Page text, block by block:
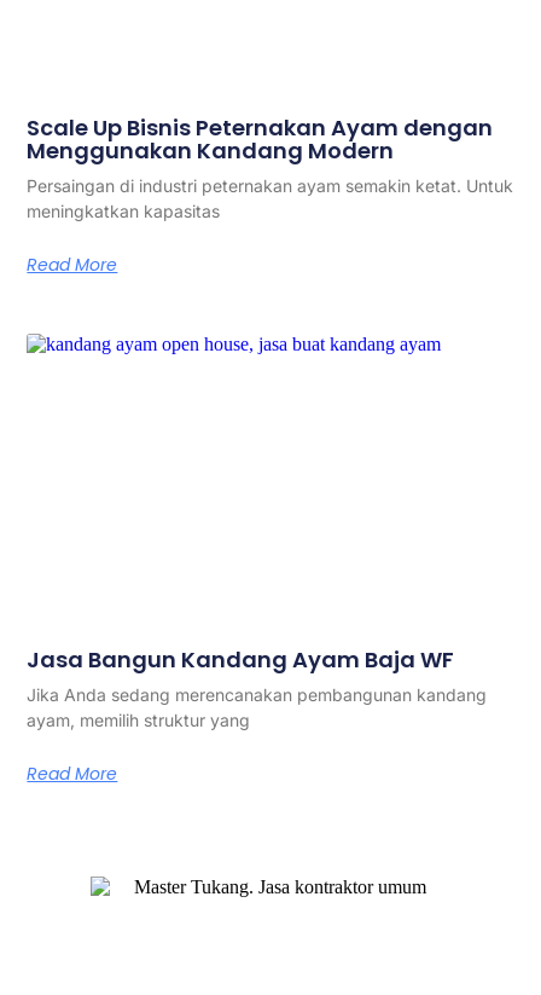
Scale Up Bisnis Peternakan Ayam dengan
Menggunakan Kandang Modern
Persaingan di industri peternakan ayam semakin ketat. Untuk
meningkatkan kapasitas
Read More
Jasa Bangun Kandang Ayam Baja WF
Jika Anda sedang merencanakan pembangunan kandang
ayam, memilih struktur yang
Read More